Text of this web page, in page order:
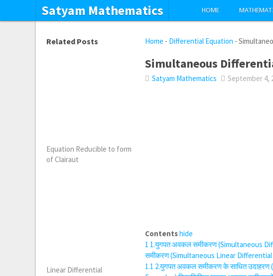
Satyam Mathematics HOME
Home - Differential Equation -
Simultaneous
Satyam Mathematics September 4,
Contentshide
1 1.युगपत अवकल समीकरण (Simultaneous
समीकरण (Simultaneous Linear
1.1 2.युगपत अवकल समीकरण के साधित
Related Posts
Equation Reducible to form
of Clairaut
Linear Differential